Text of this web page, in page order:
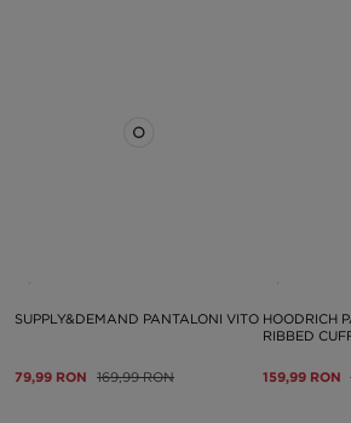
SUPPLY&DEMAND PANTALONI VITO
79,99 RON 169,99 RON
HOODRICH
RIBBED
159,99 RON